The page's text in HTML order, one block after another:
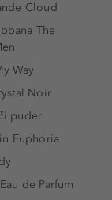
Cloud
The
Way
Noir
puder
Euphoria
de Parfum